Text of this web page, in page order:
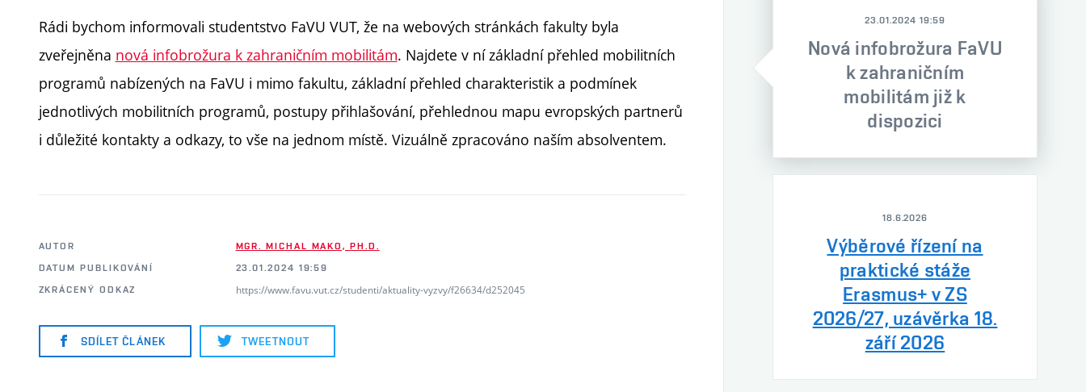
Rádi bychom informovali studentstvo FaVU VUT, že na webových stránkách fakulty byla
zveřejněna nová infobrožura k zahraničním mobilitám. Najdete v ní základní přehled mobilitních
programů nabízených na FaVU i mimo fakultu, základní přehled charakteristik a podmínek
jednotlivých mobilitních programů, postupy přihlašování, přehlednou mapu evropských partnerů
i důležité kontakty a odkazy, to vše na jednom místě. Vizuálně zpracováno naším absolventem.
AUTOR
MGR. MICHAL MAKO, PH.D.
DATUM PUBLIKOVÁNÍ
23.01.2024 19:59
ZKRÁCENÝ ODKAZ
https://www.favu.vut.cz/studenti/aktuality-vyzvy/f26634/d252045
SDÍLET ČLÁNEK TWEETNOUT
23.01.2024 19:59
Nová infobrožura FaVU
k zahraničním
mobilitám již k
dispozici
18.6.2026
Výběrové řízení na
praktické stáže
Erasmus+ v ZS
2026/27, uzávěrka 18.
září 2026